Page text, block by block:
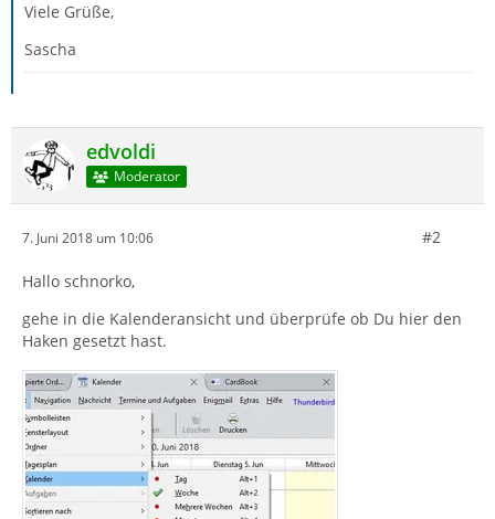
Viele Grüße,
Sascha
edvoldi
Moderator
7. Juni 2018 um 10:06 #2
Hallo schnorko,
gehe in die Kalenderansicht und überprüfe ob Du hier den
Haken gesetzt hast.